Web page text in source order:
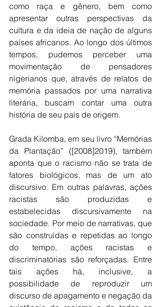
como raça e gênero, bem como
apresentar outras perspectivas da
cultura e da ideia de nação de alguns
países africanos. Ao longo dos últimos
tempos, pudemos perceber uma
movimentação de pensadores
nigerianos que, através de relatos de
memória passados por uma narrativa
literária, buscam contar uma outra
história de seu país de origem.
Grada Kilomba, em seu livro “Memórias
da Plantação” ([2008]2019), também
aponta que o racismo não se trata de
fatores biológicos, mas de um ato
discursivo. Em outras palavras, ações
racistas são produzidas e
estabelecidas discursivamente na
sociedade. Por meio de narrativas, que
são construídas e repetidas ao longo
do tempo, ações racistas e
discriminatórias são reforçadas. Entre
tais ações há, inclusive, a
possibilidade de reproduzir um
discurso de apagamento e negação da